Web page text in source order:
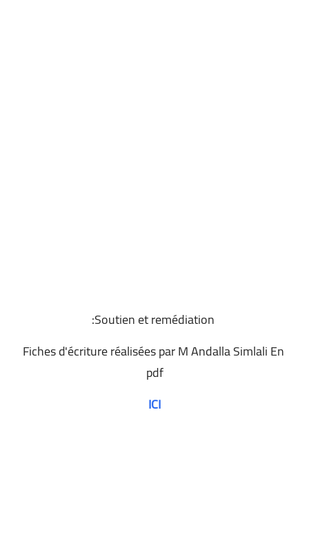
Fiches d'écriture réalisées par M Andalla Simlali En
pdf
ICI